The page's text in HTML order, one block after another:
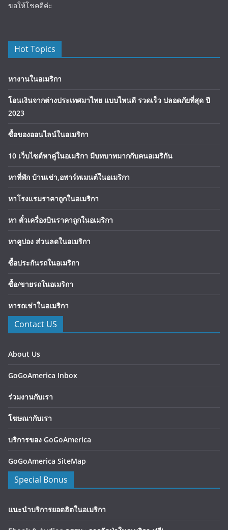
ขอให้โชคดีค่ะ
Hot Topics
หางานในอเมริกา
โอนเงินจากต่างประเทศมาไทย แบบไหนดี รวดเร็ว ปลอดภัยที่สุด ปี
2023
ซื้อของออนไลน์ในอเมริกา
10 เว็บไซต์หาคู่ในอเมริกา มีบทบาทมากกับคนอเมริกัน
หาที่พัก บ้านเช่า,อพาร์ทเมนต์ในอเมริกา
หาโรงแรมราคาถูกในอเมริกา
หา ตั๋วเครื่องบินราคาถูกในอเมริกา
หาคูปอง ส่วนลดในอเมริกา
ซื้อประกันรถในอเมริกา
ซื้อ/ขายรถในอเมริกา
หารถเช่าในอเมริกา
Contact US
About Us
GoGoAmerica Inbox
ร่วมงานกับเรา
โฆษณากับเรา
บริการของ GoGoAmerica
GoGoAmerica SiteMap
Special Bonus
แนะนำบริการยอดฮิตในอเมริกา